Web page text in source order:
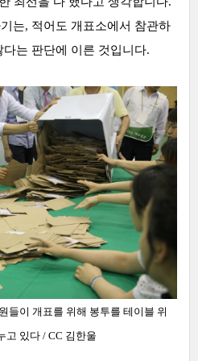
는, 적어도 개표소에서 참관하
는 판단에 이른 것입니다.
들이 개표를 위해 봉투를 테이블 위
고 있다/ CC 김한울